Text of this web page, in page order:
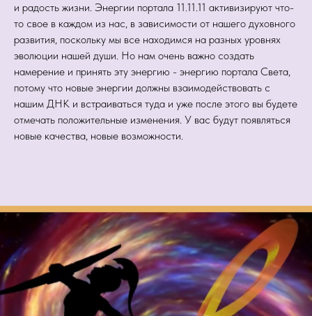
и радость жизни. Энергии портала 11.11.11 активизируют что-
то свое в каждом из нас, в зависимости от нашего духовного
развития, поскольку мы все находимся на разных уровнях
эволюции нашей души. Но нам очень важно создать
намерение и принять эту энергию - энергию портала Света,
потому что новые энергии должны взаимодействовать с
нашим ДНК и встраиваться туда и уже после этого вы будете
отмечать положительные изменения. У вас будут появляться
новые качества, новые возможности.